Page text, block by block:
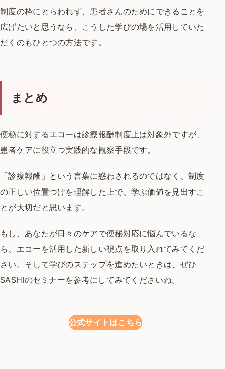
制度の枠にとらわれず、患者さんのために できることを
広げたいと思うなら、 こうした学びの場を活用していた
だくのもひとつの方法です。
まとめ
便秘に対するエコーは診療報酬制度上は対象外ですが、
患者ケアに役立つ実践的な観察手段です。
「診療報酬」という言葉に惑わされるのではなく、制度
の正しい位置づけを理解した上で、学ぶ価値を見出すこ
とが大切だと思います。
もし、あなたが日々のケアで便秘対応に悩んでいるな
ら、エコーを活用した新しい視点を取り入れてみてくだ
さい。 そして学びのステップを進めたいときは、 ぜひ
SASHIのセミナーを参考にしてみてくださいね。
公式サイトはこちら